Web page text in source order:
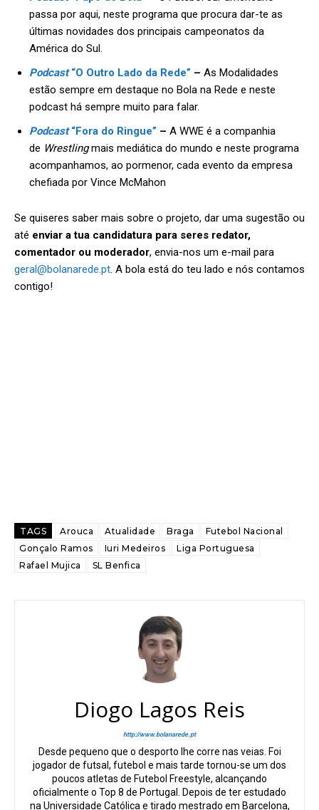
passa por aqui, neste programa que procura dar-te as
últimas novidades dos principais campeonatos da
América do Sul.
Podcast“O Outro Lado da Rede” – As Modalidades
estão sempre em destaque no Bola na Rede e neste
podcast há sempre muito para falar.
Podcast“Fora do Ringue” – A WWE é a companhia
de Wrestlingmais mediática do mundo e neste programa
acompanhamos, ao pormenor, cada evento da empresa
chefiada por Vince McMahon
Se quiseres saber mais sobre o projeto, dar uma sugestão ou
até enviar a tua candidatura para seres redator,
comentador ou moderador, envia-nos um e-mail para
geral@bolanarede.pt. A bola está do teu lado e nós contamos
contigo!
TAGS Arouca Atualidade Braga
Futebol Nacional
Gonçalo Ramos
Iuri Medeiros
Liga Portuguesa
Rafael Mujica
SL Benfica
Diogo Lagos Reis
http://www.bolanarede.pt
Desde pequeno que o desporto lhe corre nas veias. Foi
jogador de futsal, futebol e mais tarde tornou-se um dos
poucos atletas de Futebol Freestyle, alcançando
oficialmente o Top 8 de Portugal. Depois de ter estudado
na Universidade Católica e tirado mestrado em Barcelona,